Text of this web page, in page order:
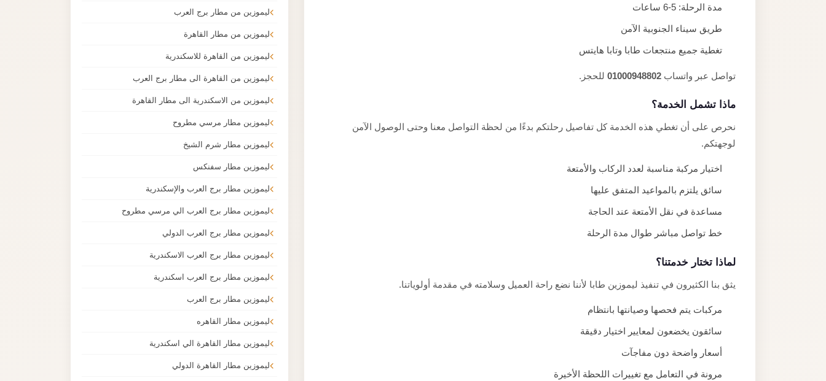
مدة الرحلة: 5-6 ساعات
طريق سيناء الجنوبية الآمن
تغطية جميع منتجعات طابا وتابا هايتس
تواصل عبر واتساب 01000948802 للحجز.
ماذا تشمل الخدمة؟
نحرص على أن تغطي هذه الخدمة كل تفاصيل رحلتكم بدءًا من لحظة التواصل معنا وحتى الوصول الآمن
لوجهتكم.
اختيار مركبة مناسبة لعدد الركاب والأمتعة
سائق يلتزم بالمواعيد المتفق عليها
مساعدة في نقل الأمتعة عند الحاجة
خط تواصل مباشر طوال مدة الرحلة
لماذا تختار خدمتنا؟
يثق بنا الكثيرون في تنفيذ ليموزين طابا لأننا نضع راحة العميل وسلامته في مقدمة أولوياتنا.
مركبات يتم فحصها وصيانتها بانتظام
سائقون يخضعون لمعايير اختيار دقيقة
أسعار واضحة دون مفاجآت
مرونة في التعامل مع تغييرات اللحظة الأخيرة
ليموزين من مطار برج العرب
ليموزين من مطار القاهرة
ليموزين من القاهرة للاسكندرية
ليموزين من القاهرة الى مطار برج العرب
ليموزين من الاسكندرية الى مطار القاهرة
ليموزين مطار مرسي مطروح
ليموزين مطار شرم الشيخ
ليموزين مطار سفنكس
ليموزين مطار برج العرب والإسكندرية
ليموزين مطار برج العرب الي مرسي مطروح
ليموزين مطار برج العرب الدولي
ليموزين مطار برج العرب الاسكندرية
ليموزين مطار برج العرب اسكندرية
ليموزين مطار برج العرب
ليموزين مطار القاهره
ليموزين مطار القاهرة الي اسكندرية
ليموزين مطار القاهرة الدولي